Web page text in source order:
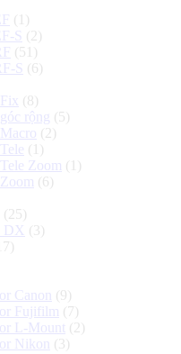
(1)
S (2)
(51)
S (6)
(8)
rộng (5)
(2)
(1)
Zoom (1)
(6)
(25)
DX (3)
Canon
(9)
Fujifilm (7)
L-Mount (2)
Nikon
(3)